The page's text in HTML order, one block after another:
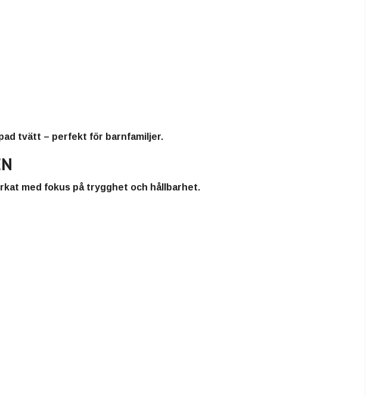
tvätt – perfekt för barnfamiljer.
med fokus på trygghet och hållbarhet.